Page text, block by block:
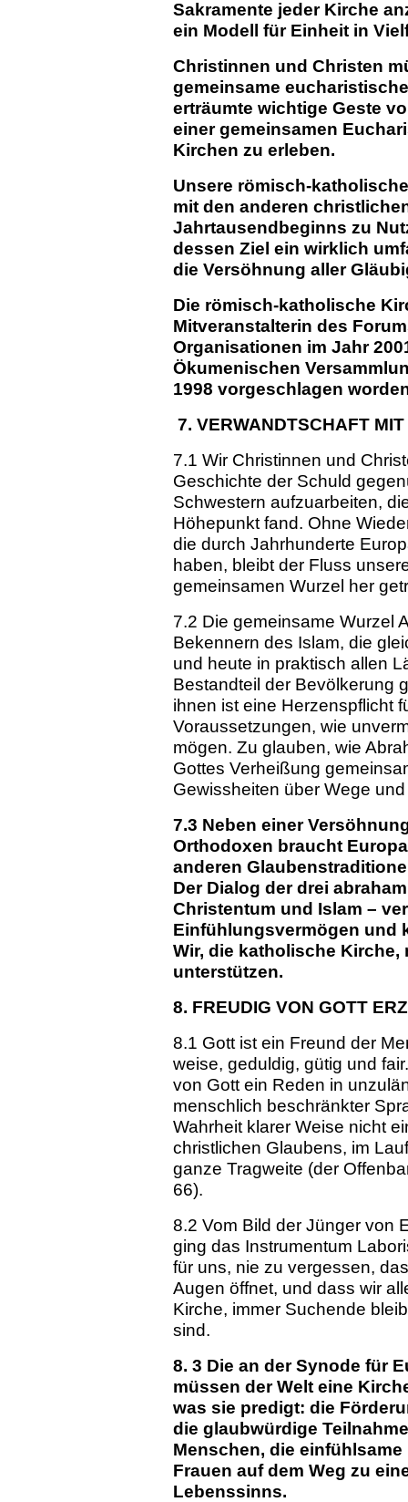
Sakramente jeder Kirche
ein Modell für Einheit in
Christinnen und Christen
gemeinsame
erträumte wichtige Geste
einer gemeinsamen
Kirchen zu erleben.
Unsere römisch-
mit den anderen
Jahrtausendbeginns zu
dessen Ziel ein wirklich
die Versöhnung aller
Die römisch-katholische
Mitveranstalterin des
Organisationen im Jahr
Ökumenischen
1998 vorgeschlagen
7. VERWANDTSCHAFT
7.1 Wir Christinnen und
Geschichte der Schuld
Schwestern aufzuarbeiten,
Höhepunkt fand. Ohne
die durch Jahrhunderte
haben, bleibt der Fluss
gemeinsamen Wurzel her
7.2 Die gemeinsame Wurzel
Bekennern des Islam, die
und heute in praktisch allen
Bestandteil der Bevölkerung
ihnen ist eine Herzenspflicht
Voraussetzungen, wie
mögen. Zu glauben, wie
Gottes Verheißung
Gewissheiten über Wege
7.3 Neben einer
Orthodoxen braucht
anderen
Der Dialog der drei
Christentum und Islam –
Einfühlungsvermögen und
Wir, die katholische
unterstützen.
8. FREUDIG VON GOTT
8.1 Gott ist ein Freund der
weise, geduldig, gütig und
von Gott ein Reden in
menschlich beschränkter
Wahrheit klarer Weise nicht
christlichen Glaubens, im
ganze Tragweite (der
66).
8.2 Vom Bild der Jünger von
ging das Instrumentum
für uns, nie zu vergessen,
Augen öffnet, und dass wir
Kirche, immer Suchende
sind.
8. 3 Die an der Synode für
müssen der Welt eine
was sie predigt: die
die glaubwürdige
Menschen, die
Frauen auf dem Weg zu
Lebenssinns.